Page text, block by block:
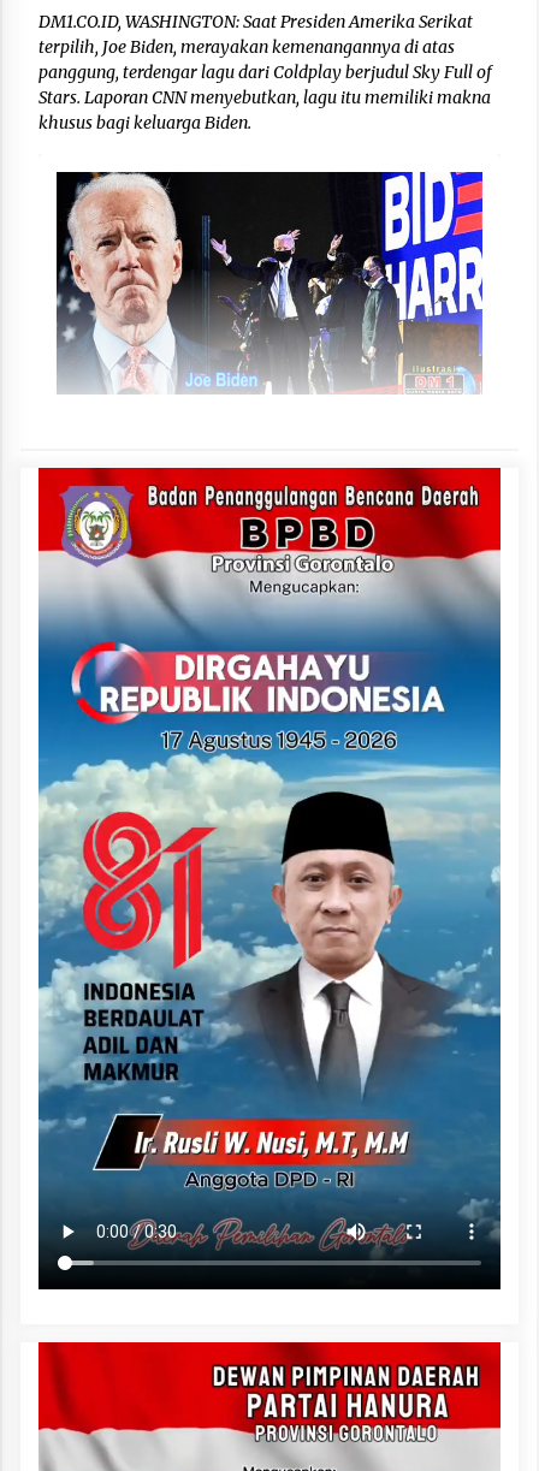
DM1.CO.ID, WASHINGTON: Saat Presiden Amerika Serikat
terpilih, Joe Biden, merayakan kemenangannya di atas
panggung, terdengar lagu dari Coldplay berjudul Sky Full of
Stars. Laporan CNN menyebutkan, lagu itu memiliki makna
khusus bagi keluarga Biden.